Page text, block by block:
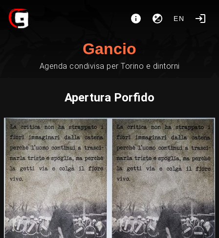
EN
Gancio
Agenda condivisa per Torino e dintorni
Apertura Porfido